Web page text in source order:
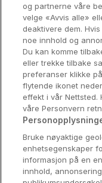
og partnerne våre
velge «Avvis alle»
deaktivere dem.
noe innhold og
Du kan komme
eller trekke tilbake
preferanser klikke
flytende ikonet
effekt i vår Nettsted.
våre Personvern
Bruke nøyaktige
enhetsegenskaper
informasjon på en
innhold,